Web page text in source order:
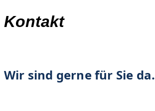
Kontakt
Wir sind gerne für Sie da.